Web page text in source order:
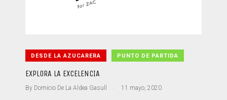
DESDE LA AZUCARERA PUNTO DE PARTIDA
EXPLORA LA EXCELENCIA
By Domicio De La Aldea Gasull . 11 mayo, 2020